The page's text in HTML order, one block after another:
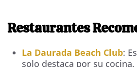
Restaurantes
La Daurada Beach Club:
solo destaca por su